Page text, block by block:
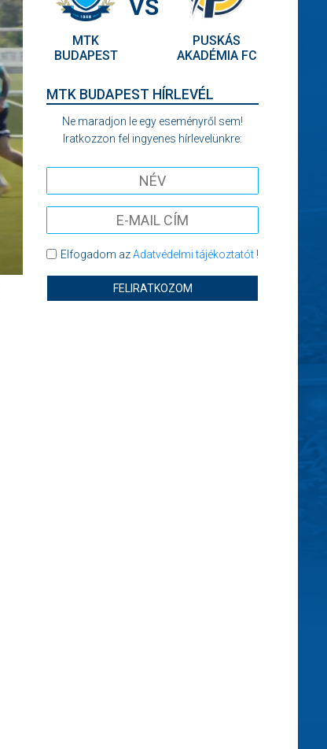
MTK
BUDAPEST
VS
PUSKÁS
AKADÉMIA FC
MTK BUDAPEST HÍRLEVÉL
Ne maradjon le egy eseményről sem!
Iratkozzon fel ingyenes hírlevelünkre:
Elfogadom azAdatvédelmi tájékoztatót!
FELIRATKOZOM